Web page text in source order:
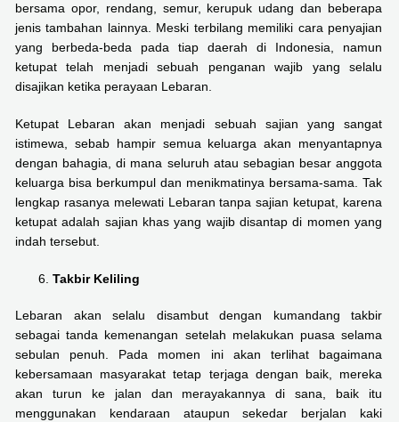
bersama opor, rendang, semur, kerupuk udang dan beberapa
jenis tambahan lainnya. Meski terbilang memiliki cara penyajian
yang berbeda-beda pada tiap daerah di Indonesia, namun
ketupat telah menjadi sebuah penganan wajib yang selalu
disajikan ketika perayaan Lebaran.
Ketupat Lebaran akan menjadi sebuah sajian yang sangat
istimewa, sebab hampir semua keluarga akan menyantapnya
dengan bahagia, di mana seluruh atau sebagian besar anggota
keluarga bisa berkumpul dan menikmatinya bersama-sama. Tak
lengkap rasanya melewati Lebaran tanpa sajian ketupat, karena
ketupat adalah sajian khas yang wajib disantap di momen yang
indah tersebut.
Takbir Keliling
Lebaran akan selalu disambut dengan kumandang takbir
sebagai tanda kemenangan setelah melakukan puasa selama
sebulan penuh. Pada momen ini akan terlihat bagaimana
kebersamaan masyarakat tetap terjaga dengan baik, mereka
akan turun ke jalan dan merayakannya di sana, baik itu
menggunakan kendaraan ataupun sekedar berjalan kaki